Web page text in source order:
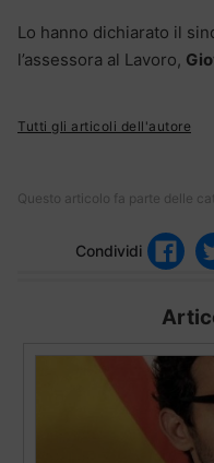
Lo hanno dichiarato il
l’assessora al Lavoro,
Tutti gli articoli dell'autore
Questo articolo fa parte delle
Condividi